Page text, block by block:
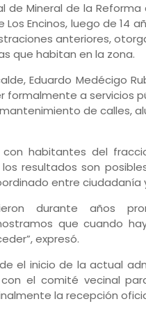
de Mineral de la
Encinos, luego de 14
anteriores,
que habitan en la zona.
Eduardo Medécigo
formalmente a servicios
de calles,
habitantes del
resultados son
entre ciudadanía
durante años
que cuando
expresó.
el inicio de la actual
el comité vecinal
la recepción